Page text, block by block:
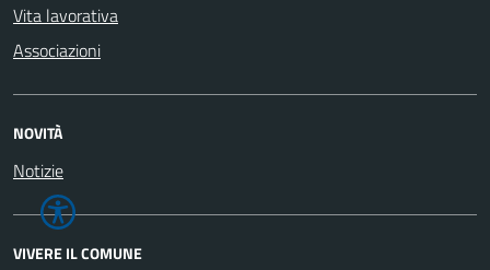
Vita lavorativa
Associazioni
NOVITÀ
Notizie
VIVERE IL COMUNE